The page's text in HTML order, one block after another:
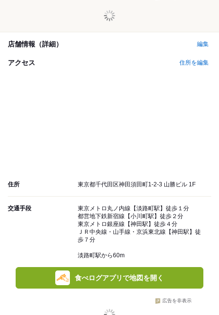
店舗情報（詳細） 編集
アクセス 住所を編集
住所 東京都千代田区神田須田町1-2-3 山勝ビル 1F
交通手段
東京メトロ丸ノ内線【淡路町駅】徒歩１分
都営地下鉄新宿線【小川町駅】徒歩２分
東京メトロ銀座線【神田駅】徒歩４分
ＪＲ中央線・山手線・京浜東北線【神田駅】徒
歩７分
淡路町駅から60m
食べログアプリで地図を開く
広告を非表示